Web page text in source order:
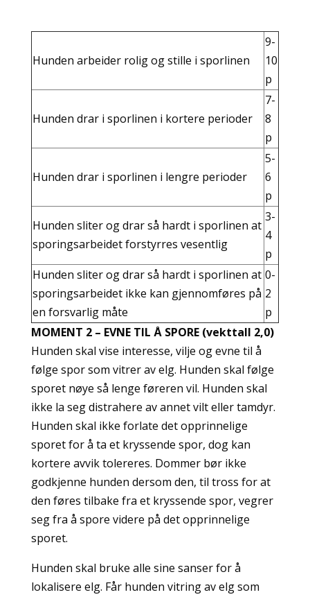
Hunden arbeider rolig og stille i sporlinen
9-
10
p
Hunden drar i sporlinen i kortere perioder
7-
8
p
Hunden drar i sporlinen i lengre perioder
5-
6
p
Hunden sliter og drar så hardt i sporlinen at
sporingsarbeidet forstyrres vesentlig
3-
4
p
Hunden sliter og drar så hardt i sporlinen at
sporingsarbeidet ikke kan gjennomføres på
en forsvarlig måte
0-
2
p
MOMENT 2 – EVNE TIL Å SPORE (vekttall 2,0)
Hunden skal vise interesse, vilje og evne til å
følge spor som vitrer av elg. Hunden skal følge
sporet nøye så lenge føreren vil. Hunden skal
ikke la seg distrahere av annet vilt eller tamdyr.
Hunden skal ikke forlate det opprinnelige
sporet for å ta et kryssende spor, dog kan
kortere avvik tolereres. Dommer bør ikke
godkjenne hunden dersom den, til tross for at
den føres tilbake fra et kryssende spor, vegrer
seg fra å spore videre på det opprinnelige
sporet.
Hunden skal bruke alle sine sanser for å
lokalisere elg. Får hunden vitring av elg som